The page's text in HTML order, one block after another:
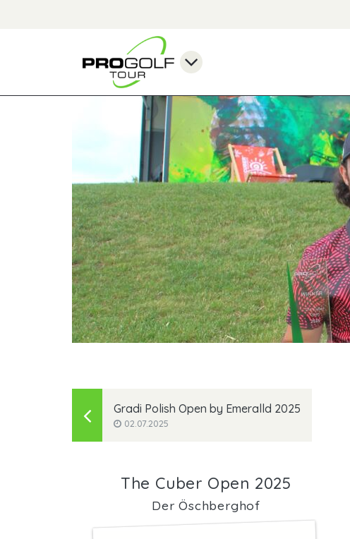
Gradi Polish Open by Emeralld 2025
02.07.2025
The Cuber Open 2025
Der Öschberghof